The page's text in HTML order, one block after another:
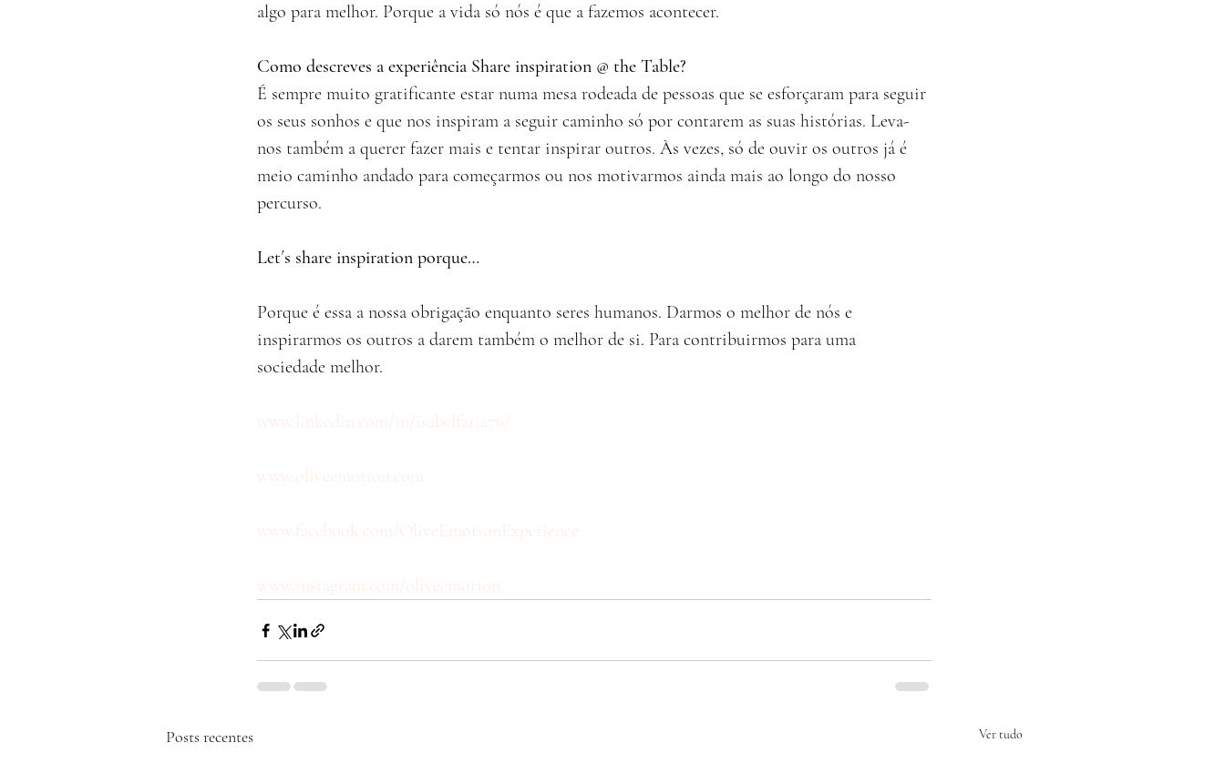
algo para melhor. Porque a vida só nós é que a fazemos acontecer.
Como descreves a experiência Share inspiration @ the Table?
É sempre muito gratificante estar numa mesa rodeada de pessoas que se esforçaram para seguir
os seus sonhos e que nos inspiram a seguir caminho só por contarem as suas histórias. Leva-
nos também a querer fazer mais e tentar inspirar outros. Às vezes, só de ouvir os outros já é
meio caminho andado para começarmos ou nos motivarmos ainda mais ao longo do nosso
percurso.
Let´s share inspiration porque…
Porque é essa a nossa obrigação enquanto seres humanos. Darmos o melhor de nós e
inspirarmos os outros a darem também o melhor de si. Para contribuirmos para uma
sociedade melhor.
www.linkedin.com/in/isabelfaria76/
www.oliveemotion.com
www.facebook.com/OliveEmotionExperience
www.instagram.com/oliveemotion
Posts recentes Ver tudo